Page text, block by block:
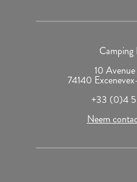
Camping
10
74140
+33 (0)4
Neem